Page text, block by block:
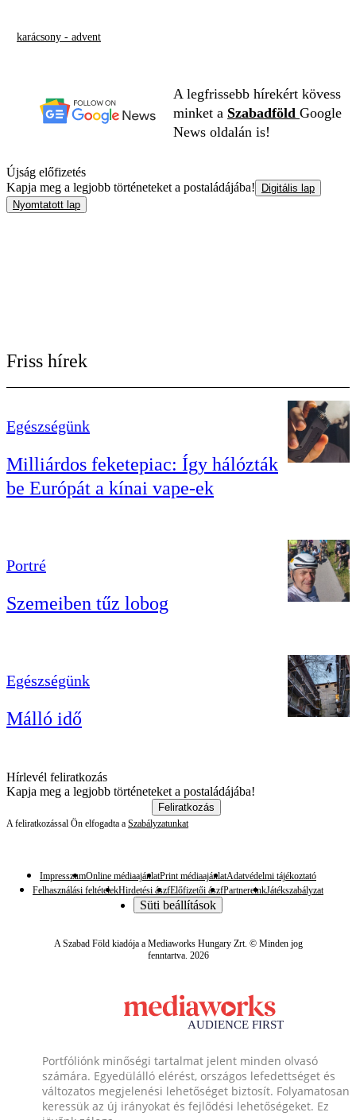
karácsony - advent
A legfrissebb hírekért kövess
minket a Szabadföld Google
News oldalán is!
Újság előfizetés
Kapja meg a legjobb történeteket a postaládájába!
Digitális lap
Nyomtatott lap
Friss hírek
Egészségünk
Milliárdos feketepiac: Így hálózták
be Európát a kínai vape-ek
Portré
Szemeiben tűz lobog
Egészségünk
Málló idő
Hírlevél feliratkozás
Kapja meg a legjobb történeteket a postaládájába!
Feliratkozás
A feliratkozással Ön elfogadta a Szabályzatunkat
ImpresszumOnline médiaajánlatPrint médiaajánlatAdatvédelmi tájékoztató
Felhasználási feltételekHirdetési ászfElőfizetői ászfPartnereinkJátékszabályzat
Süti beállítások
A Szabad Föld kiadója a Mediaworks Hungary Zrt. © Minden jog
fenntartva. 2026
Portfóliónk minőségi tartalmat jelent minden olvasó
számára. Egyedülálló elérést, országos lefedettséget és
változatos megjelenési lehetőséget biztosít. Folyamatosan
keressük az új irányokat és fejlődési lehetőségeket. Ez